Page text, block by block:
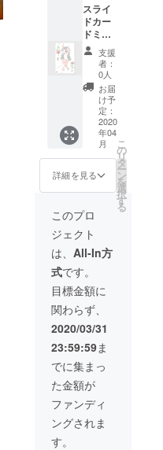
スライ
ドカー
ドミ
ラー4点
セット
とスマ
ホリン
グ 小悪
魔ちゃ
んイラ
スト
カード
ミラー
白と黒
ギャラ
クシー
イラス
トスマ
ホリン
グ 傘に
乗る女
の子イ
ラスト
カード
ミラー
白 ウサ
ギと女
の子の
イラス
トイラ
スト
カード
ミラー
白 全機
支援
者：
0人
お届
け予
定：
2020
年04
月
詳細を見る
こ
の
リ
タ
ー
ン
を
選
択
す
る
このプロ
ジェクト
は、 All-In方
式です。
目標金額に
関わらず、
2020/03/31
23:59:59ま
でに集まっ
た金額が
ファンディ
ングされま
す。